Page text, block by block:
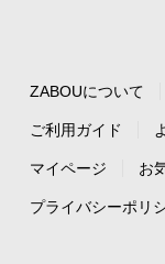
ZABOUについて
ご利用ガイド
マイページ お
プライバシーポリ